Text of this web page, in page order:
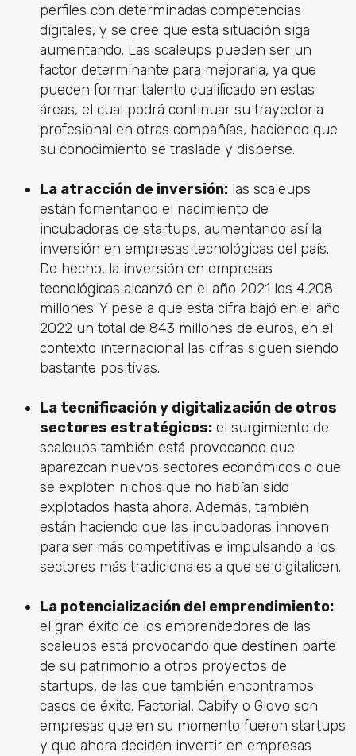
perfiles con determinadas competencias
digitales, y se cree que esta situación siga
aumentando. Las scaleups pueden ser un
factor determinante para mejorarla, ya que
pueden formar talento cualificado en estas
áreas, el cual podrá continuar su trayectoria
profesional en otras compañías, haciendo que
su conocimiento se traslade y disperse.
La atracción de inversión:las scaleups
están fomentando el nacimiento de
incubadoras de startups, aumentando así la
inversión en empresas tecnológicas del país.
De hecho, la inversión en empresas
tecnológicas alcanzó en el año 2021 los 4.208
millones. Y pese a que esta cifra bajó en el año
2022 un total de 843 millones de euros, en el
contexto internacional las cifras siguen siendo
bastante positivas.
La tecnificación y digitalización de otros
sectores estratégicos:el surgimiento de
scaleups también está provocando que
aparezcan nuevos sectores económicos o que
se exploten nichos que no habían sido
explotados hasta ahora. Además, también
están haciendo que las incubadoras innoven
para ser más competitivas e impulsando a los
sectores más tradicionales a que se digitalicen.
La potencialización del emprendimiento:
el gran éxito de los emprendedores de las
scaleups está provocando que destinen parte
de su patrimonio a otros proyectos de
startups, de las que también encontramos
casos de éxito. Factorial, Cabify o Glovo son
empresas que en su momento fueron startups
y que ahora deciden invertir en empresas